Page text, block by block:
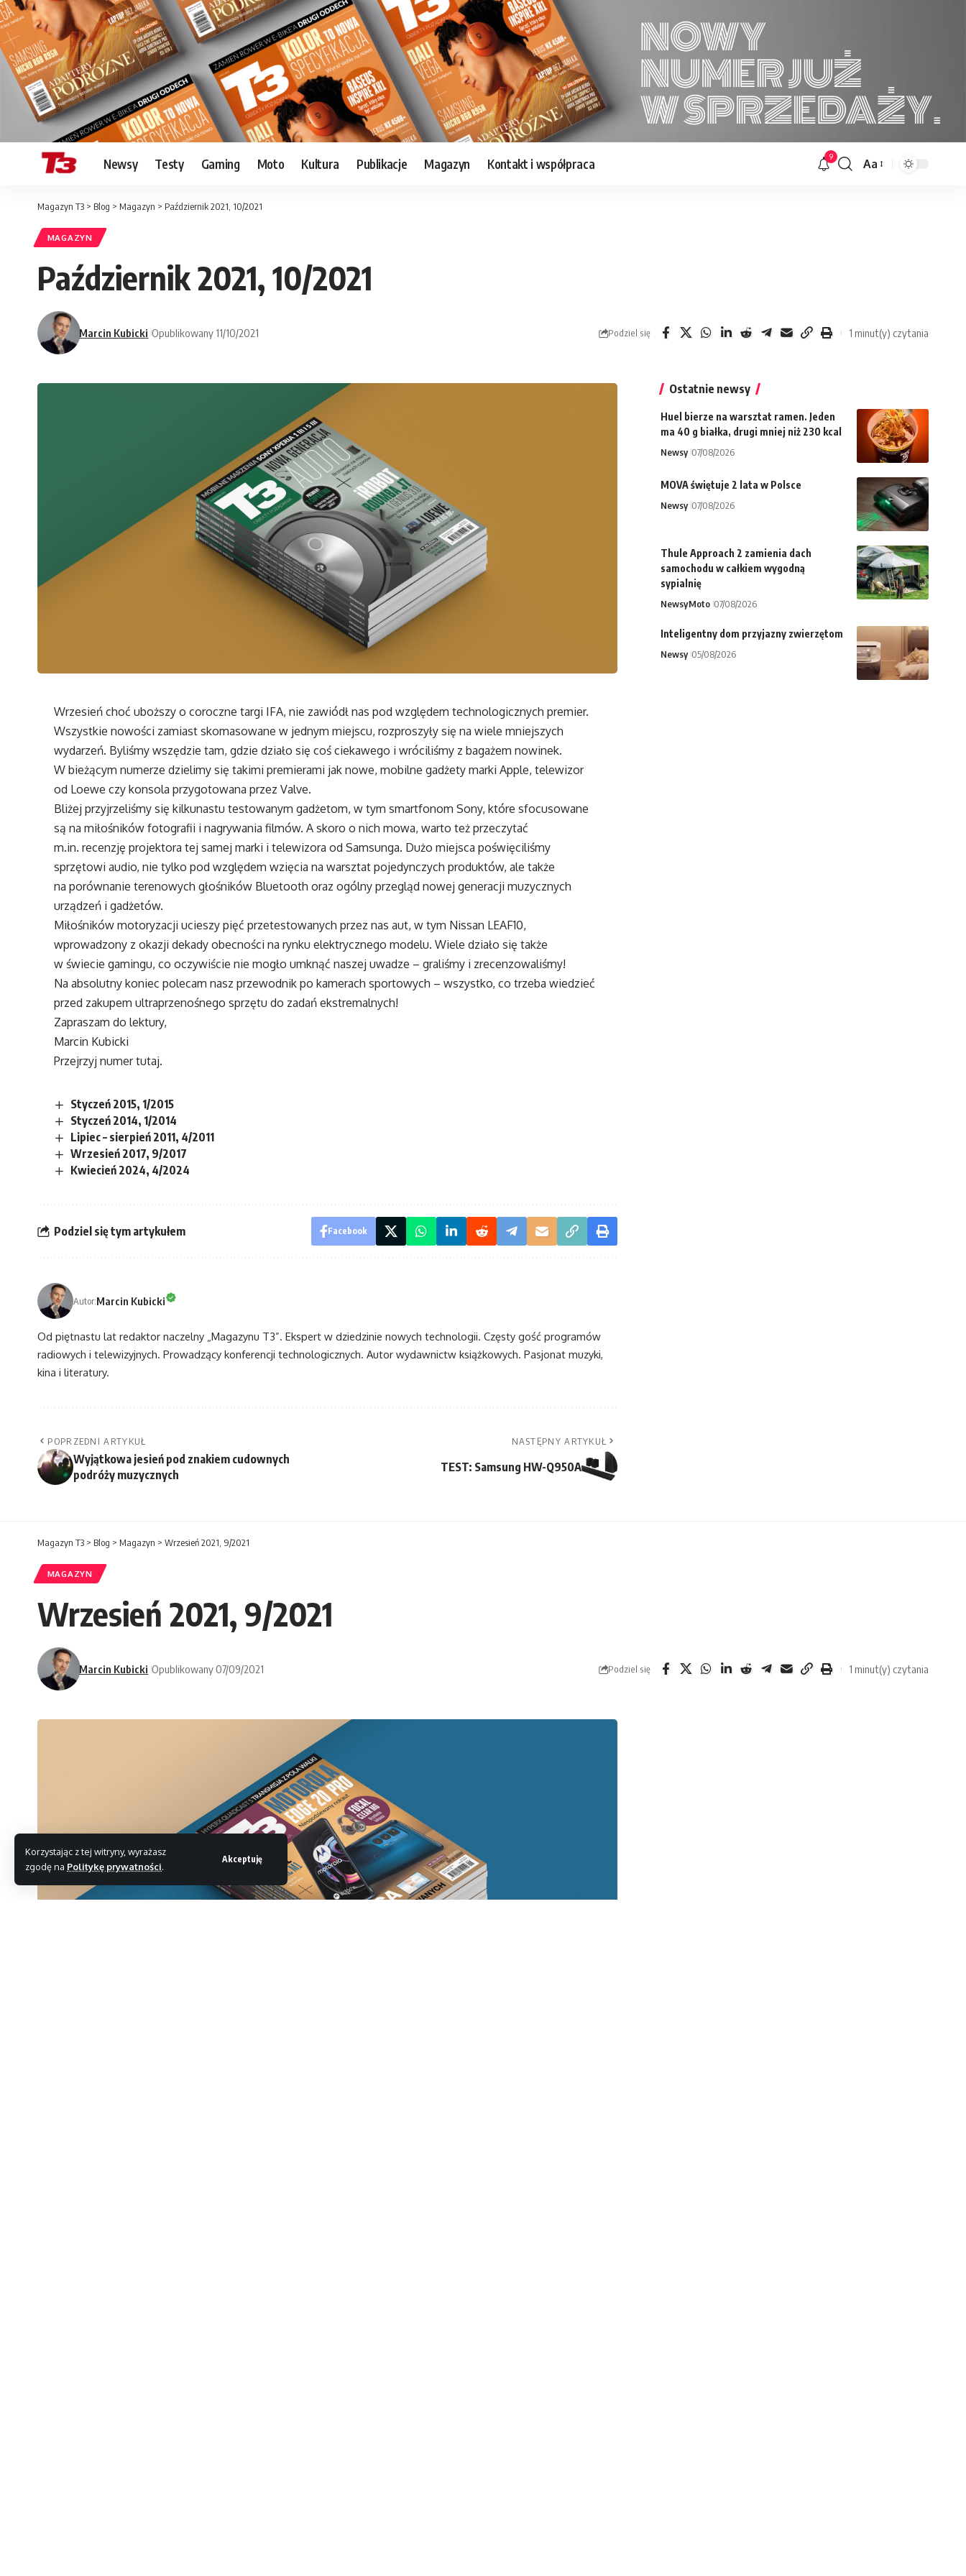
Korzystając z tej witryny, wyrażasz
zgodę na Politykę prywatności.
Akceptuję
Newsy Testy Gaming Moto Kultura Publikacje Magazyn Kontakt i współpraca 9
Font
Aa
Magazyn T3 > Blog > Magazyn > Październik 2021, 10/2021
MAGAZYN
Październik 2021, 10/2021
Marcin Kubicki Opublikowany 11/10/2021 Podziel się 1 minut(y) czytania
Wrzesień choć uboższy o coroczne targi IFA, nie zawiódł nas pod względem technologicznych premier.
Wszystkie nowości zamiast skomasowane w jednym miejscu, rozproszyły się na wiele mniejszych
wydarzeń. Byliśmy wszędzie tam, gdzie działo się coś ciekawego i wróciliśmy z bagażem nowinek.
W bieżącym numerze dzielimy się takimi premierami jak nowe, mobilne gadżety marki Apple, telewizor
od Loewe czy konsola przygotowana przez Valve.
Bliżej przyjrzeliśmy się kilkunastu testowanym gadżetom, w tym smartfonom Sony, które sfocusowane
są na miłośników fotografii i nagrywania filmów. A skoro o nich mowa, warto też przeczytać
m.in. recenzję projektora tej samej marki i telewizora od Samsunga. Dużo miejsca poświęciliśmy
sprzętowi audio, nie tylko pod względem wzięcia na warsztat pojedynczych produktów, ale także
na porównanie terenowych głośników Bluetooth oraz ogólny przegląd nowej generacji muzycznych
urządzeń i gadżetów.
Miłośników motoryzacji ucieszy pięć przetestowanych przez nas aut, w tym Nissan LEAF10,
wprowadzony z okazji dekady obecności na rynku elektrycznego modelu. Wiele działo się także
w świecie gamingu, co oczywiście nie mogło umknąć naszej uwadze – graliśmy i zrecenzowaliśmy!
Na absolutny koniec polecam nasz przewodnik po kamerach sportowych – wszystko, co trzeba wiedzieć
przed zakupem ultraprzenośnego sprzętu do zadań ekstremalnych!
Zapraszam do lektury,
Marcin Kubicki
Przejrzyj numertutaj.
Styczeń 2015, 1/2015
Styczeń 2014, 1/2014
Lipiec – sierpień 2011, 4/2011
Wrzesień 2017, 9/2017
Kwiecień 2024, 4/2024
Podziel się tym artykułem Facebook
Autor:Marcin Kubicki
Od piętnastu lat redaktor naczelny „Magazynu T3”. Ekspert w dziedzinie nowych technologii. Częsty gość programów
radiowych i telewizyjnych. Prowadzący konferencji technologicznych. Autor wydawnictw książkowych. Pasjonat muzyki,
kina i literatury.
POPRZEDNI ARTYKUŁ
Wyjątkowa jesień pod znakiem cudownych
podróży muzycznych
NASTĘPNY ARTYKUŁ
TEST: Samsung HW-Q950A
Ostatnie newsy
Huel bierze na warsztat ramen. Jeden
ma 40 g białka, drugi mniej niż 230 kcal
Newsy 07/08/2026
MOVA świętuje 2 lata w Polsce
Newsy 07/08/2026
Thule Approach 2 zamienia dach
samochodu w całkiem wygodną
sypialnię
NewsyMoto 07/08/2026
Inteligentny dom przyjazny zwierzętom
Newsy 05/08/2026
Magazyn T3 > Blog > Magazyn > Wrzesień 2021, 9/2021
MAGAZYN
Wrzesień 2021, 9/2021
Marcin Kubicki Opublikowany 07/09/2021 Podziel się 1 minut(y) czytania